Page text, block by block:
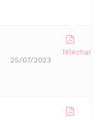
25/07/2023